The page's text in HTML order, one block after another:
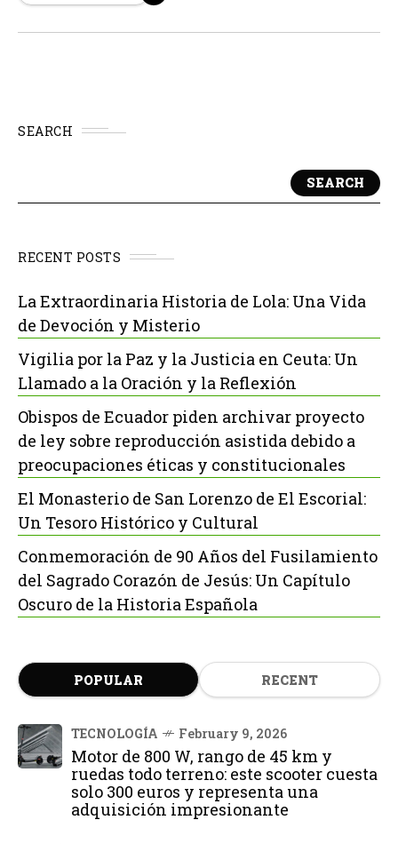
SEARCH
SEARCH
RECENT POSTS
La Extraordinaria Historia de Lola: Una Vida
de Devoción y Misterio
Vigilia por la Paz y la Justicia en Ceuta: Un
Llamado a la Oración y la Reflexión
Obispos de Ecuador piden archivar proyecto
de ley sobre reproducción asistida debido a
preocupaciones éticas y constitucionales
El Monasterio de San Lorenzo de El Escorial:
Un Tesoro Histórico y Cultural
Conmemoración de 90 Años del Fusilamiento
del Sagrado Corazón de Jesús: Un Capítulo
Oscuro de la Historia Española
POPULAR RECENT
TECNOLOGÍA February 9, 2026
Motor de 800 W, rango de 45 km y
ruedas todo terreno: este scooter cuesta
solo 300 euros y representa una
adquisición impresionante